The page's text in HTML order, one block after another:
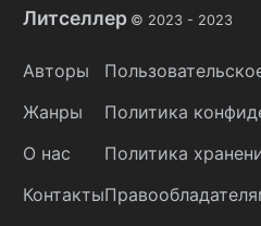
Литселлер © 2023 - 2023
Авторы
Жанры
О нас
Контакты
Политика
Политика